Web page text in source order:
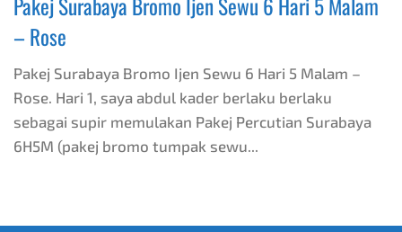
– Rose
Pakej Surabaya Bromo Ijen Sewu 6 Hari 5 Malam –
Rose. Hari 1, saya abdul kader berlaku berlaku
sebagai supir memulakan Pakej Percutian Surabaya
6H5M (pakej bromo tumpak sewu...